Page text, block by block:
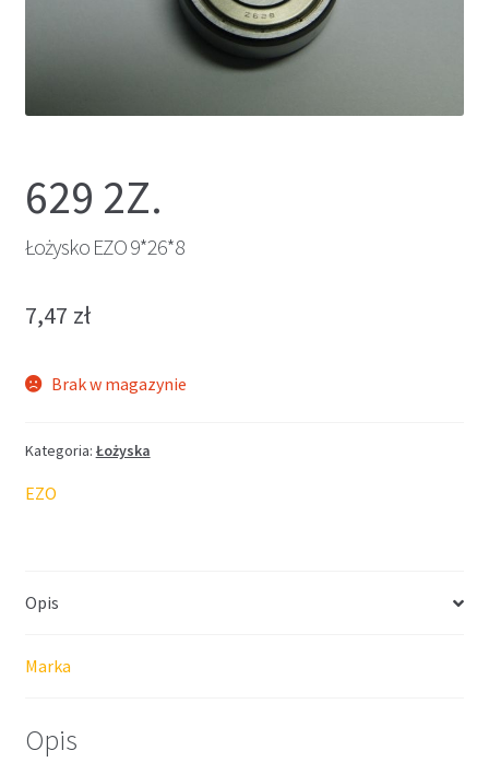
629 2Z.
Łożysko EZO 9*26*8
7,47 zł
Brak w magazynie
Kategoria: Łożyska
EZO
Opis
Marka
Opis